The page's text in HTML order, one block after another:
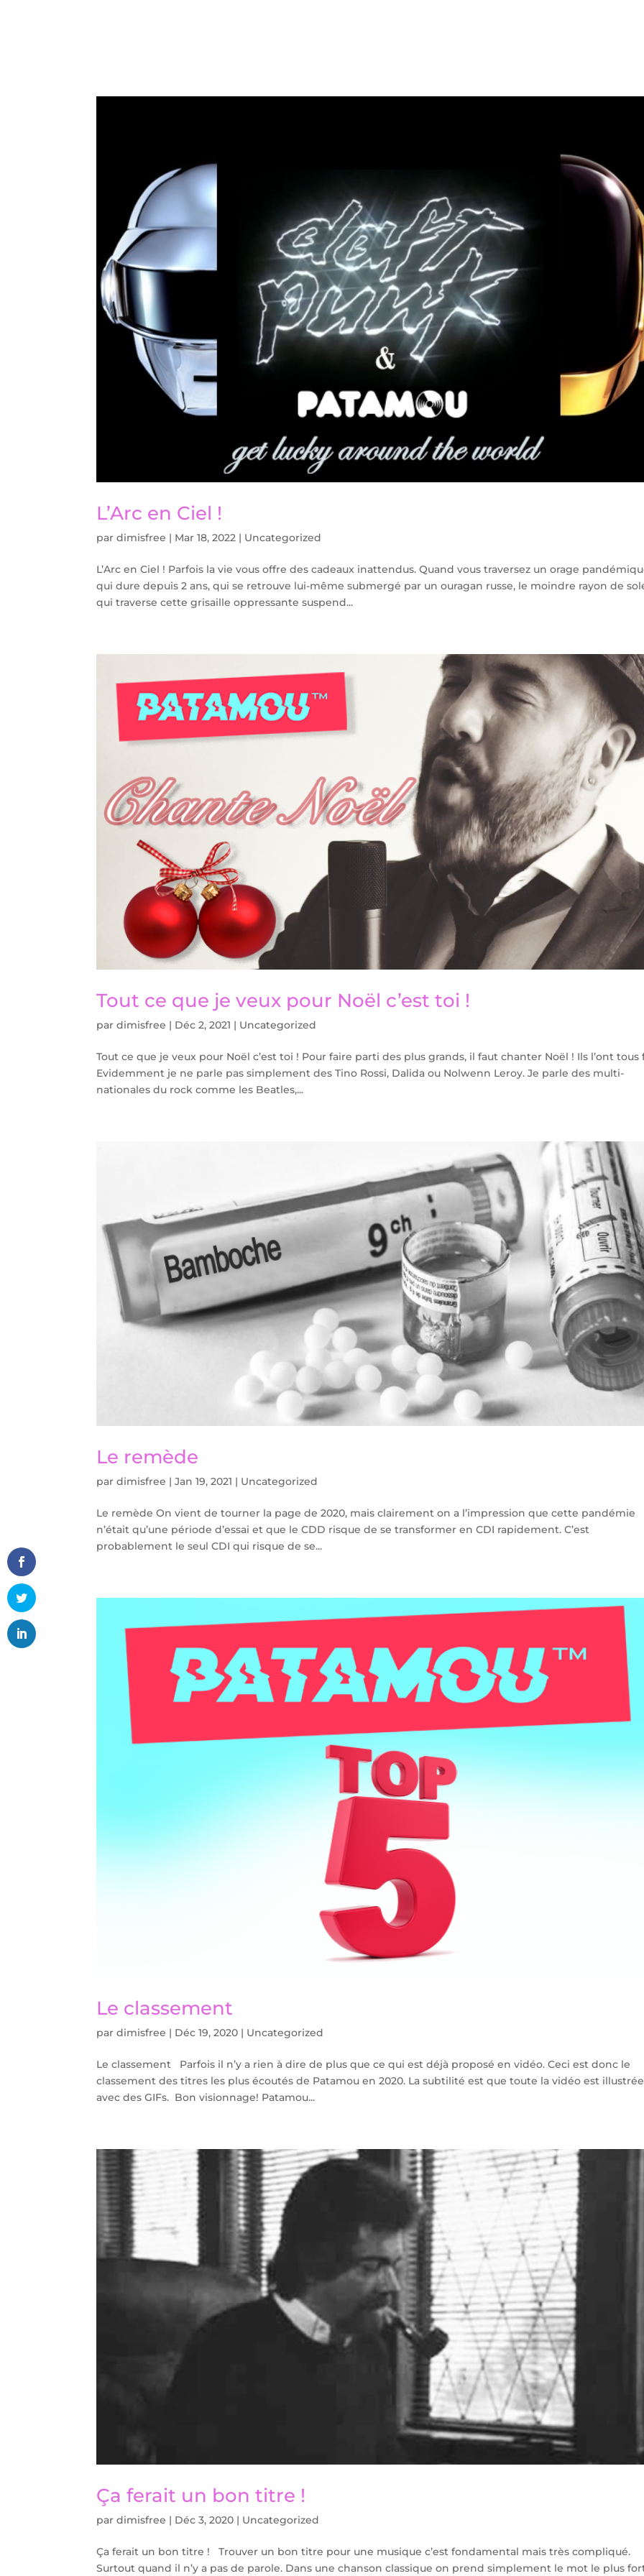
L’Arc en Ciel !
pardimisfree | Mar 18, 2022 | Uncategorized
L’Arc en Ciel ! Parfois la vie vous offre des cadeaux inattendus. Quand vous traversez un orage
qui dure depuis 2 ans, qui se retrouve lui-même submergé par un ouragan russe, le moindre rayon de
qui traverse cette grisaille oppressante suspend...
Tout ce que je veux pour Noël c’est toi !
pardimisfree | Déc 2, 2021 | Uncategorized
Tout ce que je veux pour Noël c’est toi ! Pour faire parti des plus grands, il faut chanter Noël ! Ils l’ont tous
Evidemment je ne parle pas simplement des Tino Rossi, Dalida ou Nolwenn Leroy. Je parle des multi-
nationales du rock comme les Beatles,...
Le remède
pardimisfree |Jan 19, 2021 | Uncategorized
Le remède On vient de tourner la page de 2020, mais clairement on a l’impression que cette pandémie
n’était qu’une période d’essai et que le CDD risque de se transformer en CDI rapidement. C’est
probablement le seul CDI qui risque de se...
Le classement
pardimisfree | Déc 19, 2020 | Uncategorized
Le classement Parfois il n’y a rien à dire de plus que ce qui est déjà proposé en vidéo. Ceci est donc le
classement des titres les plus écoutés de Patamou en 2020. La subtilité est que toute la vidéo est illustrée
avec des GIFs. Bon visionnage! Patamou...
Ça ferait un bon titre !
pardimisfree | Déc 3, 2020 | Uncategorized
Ça ferait un bon titre ! Trouver un bon titre pour une musique c’est fondamental mais très compliqué.
Surtout quand il n’y a pas de parole. Dans une chanson classique on prend simplement le mot le plus